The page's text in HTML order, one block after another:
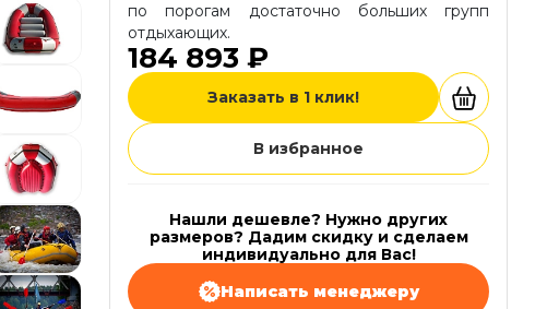
по порогам достаточно больших групп
отдыхающих.
184 893 ₽
Заказать в 1 клик!
В избранное
Нашли дешевле? Нужно других
размеров? Дадим скидку и сделаем
индивидуально для Вас!
Написать менеджеру